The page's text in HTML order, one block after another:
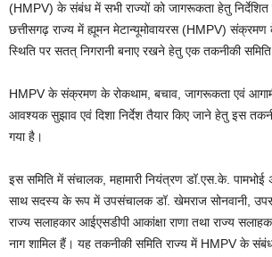
(HMPV) के संबंध में सभी राज्यों को जागरूकता हेतु
छत्तीसगढ़ राज्य में ह्यूमन मेटान्यूमोवायरस (HMPV)
स्थिति पर सतत् निगरानी बनाए रखने हेतु एक तकनीकी
HMPV के संक्रमण के रोकथाम, बचाव, जागरूकता एवं
आवश्यक सुझाव एवं दिशा निर्देश तैयार किए जाने हेतु इस
गया है।
इस समिति में संचालक, महामारी नियंत्रण डॉ.एस.के.
साथ सदस्य के रूप में उपसंचालक डॉ. खेमराज सोनवानी,
राज्य सलाहकार आईएसडीपी आकांक्षा राणा तथा राज्य
नाग शामिल हैं। यह तकनीकी समिति राज्य में HMPV के